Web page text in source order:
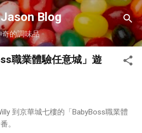
跳到主要內容
Blog
的調味品
職業體驗任意城」遊
到京華城七樓的「BabyBoss職業體
。